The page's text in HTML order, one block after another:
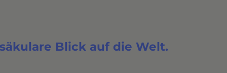
Blick auf die Welt.